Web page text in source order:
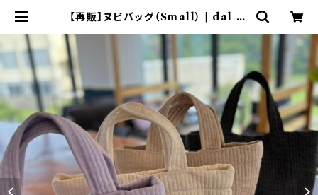
【再販】ヌビバッグ（Small） | dal pi